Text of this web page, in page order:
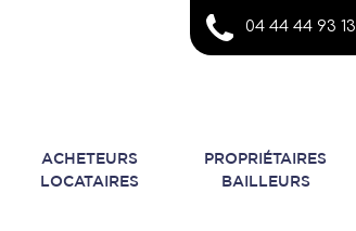
04 44 44 93 13
ACHETEURS
LOCATAIRES
PROPRIÉTAIRES
BAILLEURS